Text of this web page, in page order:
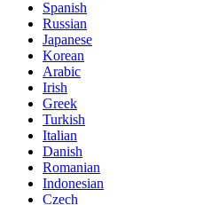
Spanish
Russian
Japanese
Korean
Arabic
Irish
Greek
Turkish
Italian
Danish
Romanian
Indonesian
Czech